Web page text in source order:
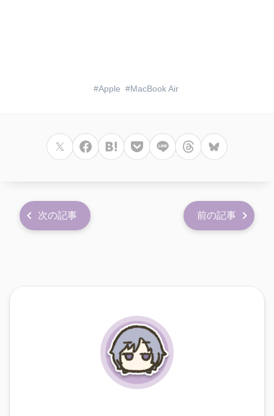
Apple MacBook Air
次の記事 前の記事